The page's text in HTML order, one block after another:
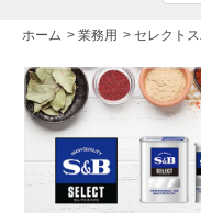
ホーム > 業務用 > セレクト